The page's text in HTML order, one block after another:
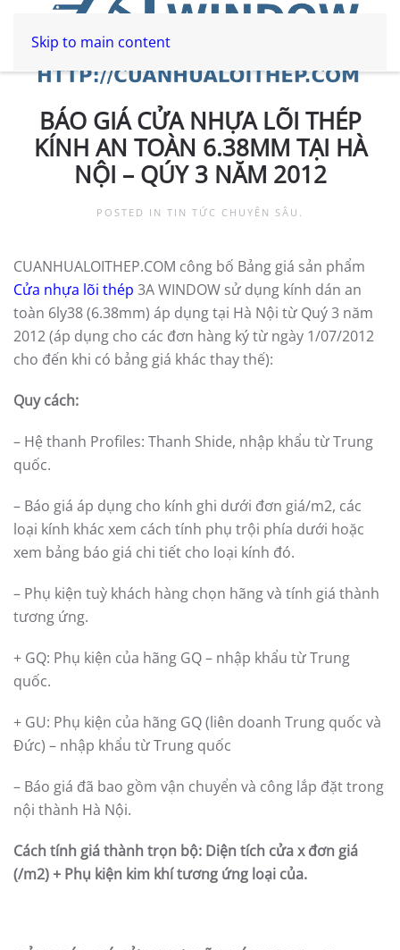
Skip to main content
BÁO GIÁ CỬA NHỰA LÕI THÉP
KÍNH AN TOÀN 6.38MM TẠI HÀ
NỘI – QÚY 3 NĂM 2012
POSTED IN TIN TỨC CHUYÊN SÂU .
CUANHUALOITHEP.COM công bố Bảng giá sản phẩm
Cửa nhựa lõi thép 3A WINDOW sử dụng kính dán an
toàn 6ly38 (6.38mm) áp dụng tại Hà Nội từ Quý 3 năm
2012 (áp dụng cho các đơn hàng ký từ ngày 1/07/2012
cho đến khi có bảng giá khác thay thế):
Quy cách:
– Hệ thanh Profiles: Thanh Shide, nhập khẩu từ Trung
quốc.
– Báo giá áp dụng cho kính ghi dưới đơn giá/m2, các
loại kính khác xem cách tính phụ trội phía dưới hoặc
xem bảng báo giá chi tiết cho loại kính đó.
– Phụ kiện tuỳ khách hàng chọn hãng và tính giá thành
tương ứng.
+ GQ: Phụ kiện của hãng GQ – nhập khẩu từ Trung
quốc.
+ GU: Phụ kiện của hãng GQ (liên doanh Trung quốc và
Đức) – nhập khẩu từ Trung quốc
– Báo giá đã bao gồm vận chuyển và công lắp đặt trong
nội thành Hà Nội.
Cách tính giá thành trọn bộ: Diện tích cửa x đơn giá
(/m2) + Phụ kiện kim khí tương ứng loại của.